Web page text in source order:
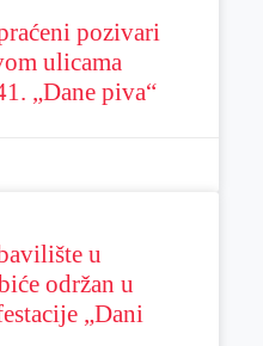
pozivari
ulicama
„Dane piva“
u
održan u
„Dani